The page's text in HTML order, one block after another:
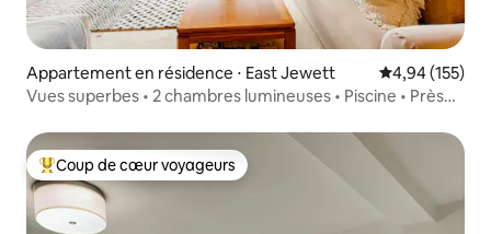
Appartement en résidence ⋅ East Jewett Évaluation
4,94 (155)
Vues superbes • 2 chambres lumineuses • Piscine • Près
Coups de cœur voyageurs les plus appréciés
Coup de cœur voyageurs